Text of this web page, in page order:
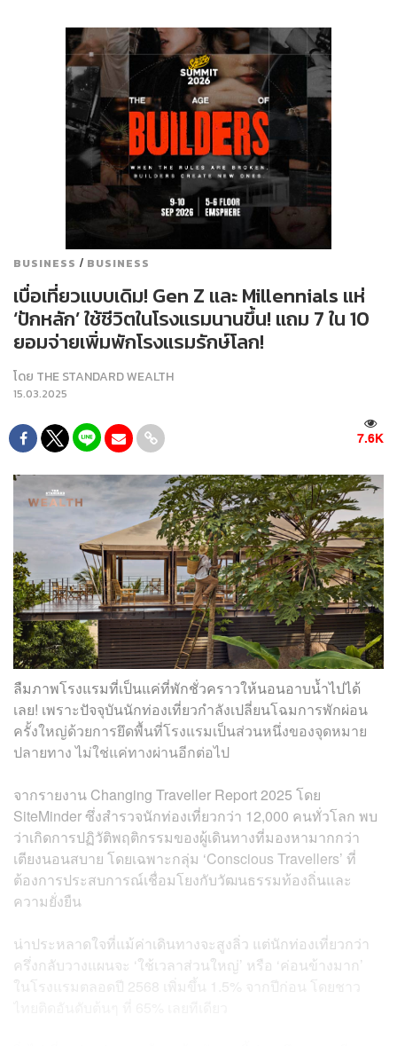
BUSINESS / BUSINESS
เบื่อเที่ยวแบบเดิม! Gen Z และ Millennials แห่
‘ปักหลัก’ ใช้ชีวิตในโรงแรมนานขึ้น! แถม 7 ใน 10
ยอมจ่ายเพิ่มพักโรงแรมรักษ์โลก!
โดย THE STANDARD WEALTH
15.03.2025
7.6K
ลืมภาพโรงแรมที่เป็นแค่ที่พักชั่วคราวให้นอนอาบน้ำไปได้
เลย! เพราะปัจจุบันนักท่องเที่ยวกำลังเปลี่ยนโฉมการพักผ่อน
ครั้งใหญ่ด้วยการยึดพื้นที่โรงแรมเป็นส่วนหนึ่งของจุดหมาย
ปลายทาง ไม่ใช่แค่ทางผ่านอีกต่อไป
จากรายงาน Changing Traveller Report 2025 โดย
SiteMinder ซึ่งสำรวจนักท่องเที่ยวกว่า 12,000 คนทั่วโลก พบ
ว่าเกิดการปฏิวัติพฤติกรรมของผู้เดินทางที่มองหามากกว่า
เตียงนอนสบาย โดยเฉพาะกลุ่ม ‘Conscious Travellers’ ที่
ต้องการประสบการณ์เชื่อมโยงกับวัฒนธรรมท้องถิ่นและ
ความยั่งยืน
น่าประหลาดใจที่แม้ค่าเดินทางจะสูงลิ่ว แต่นักท่องเที่ยวกว่า
ครึ่งกลับวางแผนจะ ‘ใช้เวลาส่วนใหญ่’ หรือ ‘ค่อนข้างมาก’
ในโรงแรมตลอดปี 2568 เพิ่มขึ้น 1.5% จากปีก่อน โดยชาว